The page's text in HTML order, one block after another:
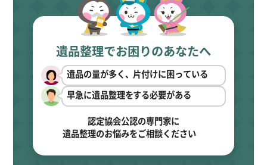
遺品整理でお困りのあなたへ
遺品の量が多く、片付けに困っている
早急に遺品整理をする必要がある
認定協会公認の専門家に
遺品整理のお悩みをご相談ください